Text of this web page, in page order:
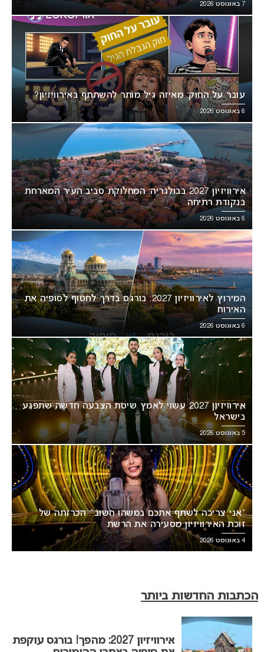
7 באוגוסט 2026
עובר על החוק: מאיזה גיל מותר להשתתף באירוויזיון?
6 באוגוסט 2026
אירוויזיון 2027 בבולגריה: המחלוקת סביב העיר המארחת
בנקודת רתיחה
6 באוגוסט 2026
המירוץ לאירוויזיון 2027: בורגס בדרך לחטוף לסופיה את
האירוח
6 באוגוסט 2026
אירוויזיון 2027 עשוי לאמץ שיטת הצבעה חדשה שתפגע
בישראל
5 באוגוסט 2026
“אני צריכה לשתף אתכם במשהו חשוב”: הכרזתה של
זוכת האירוויזיון מסעירה את הרשת
4 באוגוסט 2026
הכתבות החדשות ביותר
אירוויזיון 2027: מהפך! בורגס עוקפת